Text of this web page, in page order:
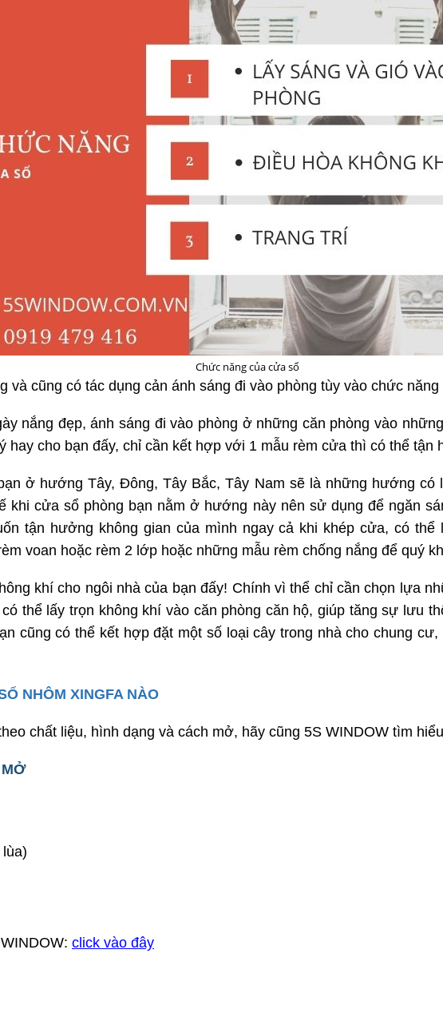
Chức năng của cửa sổ
và cũng có tác dụng cản ánh sáng đi vào phòng tùy vào chức
nắng đẹp, ánh sáng đi vào phòng ở những căn phòng vào
cho bạn đấy, chỉ cần kết hợp với 1 mẫu rèm cửa thì có thể
ở hướng Tây, Đông, Tây Bắc, Tây Nam sẽ là những hướng
khi cửa sổ phòng bạn nằm ở hướng này nên sử dụng để ngăn
tận hưởng không gian của mình ngay cả khi khép cửa, có
voan hoặc rèm 2 lớp hoặc những mẫu rèm chống nắng để quý
khí cho ngôi nhà của bạn đấy! Chính vì thể chỉ cần chọn lựa
thể lấy trọn không khí vào căn phòng căn hộ, giúp tăng sự lưu
cũng có thể kết hợp đặt một số loại cây trong nhà cho chung
NHÔM XINGFA NÀO
chất liệu, hình dạng và cách mở, hãy cũng 5S WINDOW tìm
click vào đây